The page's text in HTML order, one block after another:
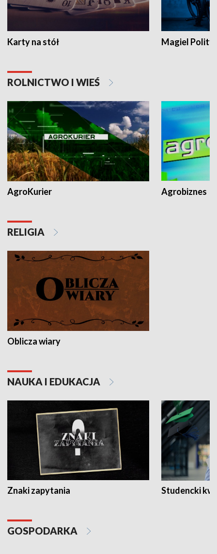
Karty na stół Magiel
ROLNICTWO I WIEŚ
AgroKurier Agrobiznes
RELIGIA
Oblicza wiary
NAUKA I EDUKACJA
Znaki zapytania Studencki
GOSPODARKA